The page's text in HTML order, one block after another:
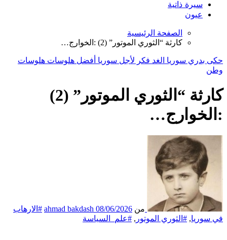
سيرة ذاتية
عيون
الصفحة الرئيسية
كارثة “الثوري الموتور” (2) :الخوارج…
حكى بدري سوريا الغد فكر لأجل سوريا أفضل هلوسات هلوسات
وطن
كارثة “الثوري الموتور” (2)
:الخوارج…
من ahmad bakdash 08/06/2026
#الارهاب
في سوريا, #الثوري الموتور , #علم_السياسة